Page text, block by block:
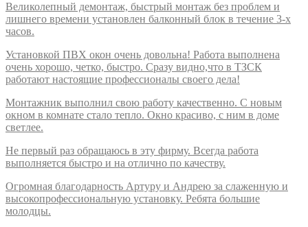
Великолепный демонтаж, быстрый монтаж без проблем и
лишнего времени установлен балконный блок в течение 3-х
часов.
Установкой ПВХ окон очень довольна! Работа выполнена
очень хорошо, четко, быстро. Сразу видно,что в ТЗСК
работают настоящие профессионалы своего дела!
Монтажник выполнил свою работу качественно. С новым
окном в комнате стало тепло. Окно красиво, с ним в доме
светлее.
Не первый раз обращаюсь в эту фирму. Всегда работа
выполняется быстро и на отлично по качеству.
Огромная благодарность Артуру и Андрею за слаженную и
высокопрофессиональную установку. Ребята большие
молодцы.